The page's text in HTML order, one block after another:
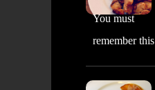
You must
remember this